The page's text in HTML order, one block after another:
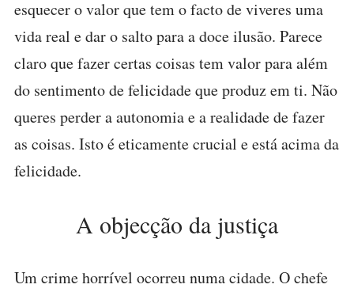
esquecer o valor que tem o facto de viveres uma
vida real e dar o salto para a doce ilusão. Parece
claro que fazer certas coisas tem valor para além
do sentimento de felicidade que produz em ti. Não
queres perder a autonomia e a realidade de fazer
as coisas. Isto é eticamente crucial e está acima da
felicidade.
A objecção da justiça
Um crime horrível ocorreu numa cidade. O chefe